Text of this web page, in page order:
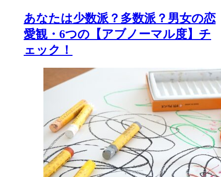
あなたは少数派？多数派？男女の恋
愛観・6つの【アブノーマル度】チ
ェック！